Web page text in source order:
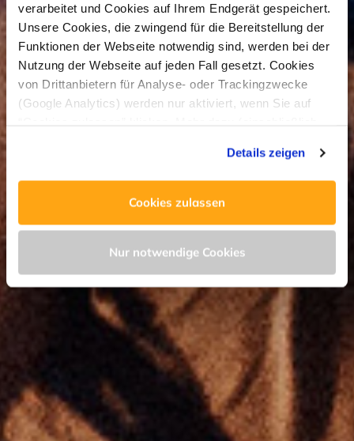
verarbeitet und Cookies auf Ihrem Endgerät gespeichert.
Unsere Cookies, die zwingend für die Bereitstellung der
Funktionen der Webseite notwendig sind, werden bei der
Nutzung der Webseite auf jeden Fall gesetzt. Cookies
von Drittanbietern für Analyse- oder Trackingzwecke
(Google Analytics) werden nur aktiviert, wenn Sie auf
Datenschutzerklärung—
Impressum.
Details zeigen
Cookies zulassen
Nur notwendige Cookies